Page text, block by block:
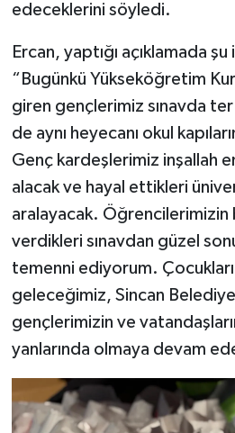
edeceklerini söyledi.
Ercan, yaptığı açıklamada
“Bugünkü Yükseköğretim
giren gençlerimiz sınavda
de aynı heyecanı okul
Genç kardeşlerimiz inşallah
alacak ve hayal ettikleri
aralayacak. Öğrencilerimizin
verdikleri sınavdan güzel
temenni ediyorum.
geleceğimiz, Sincan
gençlerimizin ve
yanlarında olmaya devam